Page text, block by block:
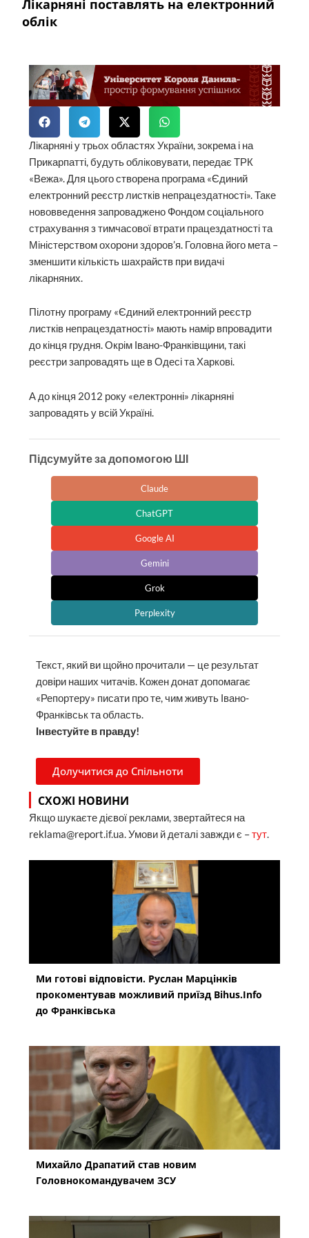
Лікарняні поставлять на електронний
облік
Лікарняні у трьох областях України, зокрема і на
Прикарпатті, будуть обліковувати, передає ТРК
«Вежа». Для цього створена програма «Єдиний
електронний реєстр листків непрацездатності». Таке
нововведення запроваджено Фондом соціального
страхування з тимчасової втрати працездатності та
Міністерством охорони здоров’я. Головна його мета –
зменшити кількість шахрайств при видачі
лікарняних.
Пілотну програму «Єдиний електронний реєстр
листків непрацездатності» мають намір впровадити
до кінця грудня. Окрім Івано-Франківщини, такі
реєстри запровадять ще в Одесі та Харкові.
А до кінця 2012 року «електронні» лікарняні
запровадять у всій Україні.
Підсумуйте за допомогою ШІ
Claude
ChatGPT
Google AI
Gemini
Grok
Perplexity
Текст, який ви щойно прочитали — це результат
довіри наших читачів. Кожен донат допомагає
«Репортеру» писати про те, чим живуть Івано-
Франківськ та область.
Інвестуйте в правду!
Долучитися до Спільноти
СХОЖІ НОВИНИ
Якщо шукаєте дієвої реклами, звертайтеся на
reklama@report.if.ua. Умови й деталі завжди є –тут.
Ми готові відповісти. Руслан Марцінків
прокоментував можливий приїзд Bihus.Info
до Франківська
Михайло Драпатий став новим
Головнокомандувачем ЗСУ